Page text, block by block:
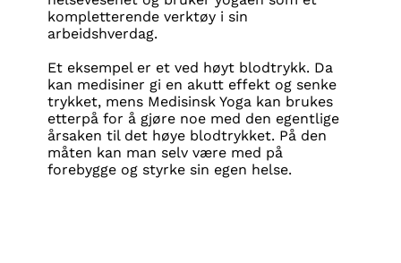
kompletterende verktøy i sin
arbeidshverdag.
Et eksempel er et ved høyt blodtrykk. Da
kan medisiner gi en akutt effekt og senke
trykket, mens Medisinsk Yoga kan brukes
etterpå for å gjøre noe med den egentlige
årsaken til det høye blodtrykket. På den
måten kan man selv være med på
forebygge og styrke sin egen helse.